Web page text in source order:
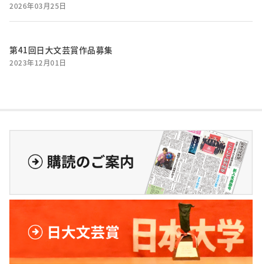
2026年03月25日
第41回日大文芸賞作品募集
2023年12月01日